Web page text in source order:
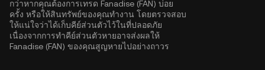
กว่าหากคุณต้องการเทรด Fanadise (FAN) บ่อย
ครั้ง หรือให้สินทรัพย์ของคุณทำงาน โดยตรวจสอบ
ให้แน่ใจว่าได้เก็บคีย์ส่วนตัวไว้ในที่ปลอดภัย
เนื่องจากการทำคีย์ส่วนตัวหายอาจส่งผลให้
Fanadise (FAN) ของคุณสูญหายไปอย่างถาวร